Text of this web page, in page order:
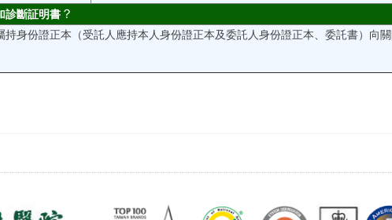
診斷証明書？
持身份證正本（受託人應持本人身份證正本及委託人身份證正本、委託書）向